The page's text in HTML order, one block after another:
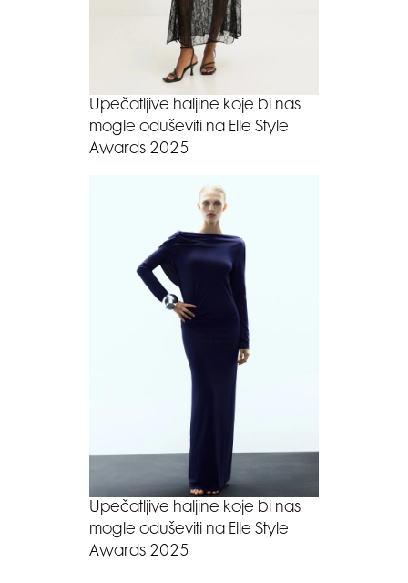
Upečatljive haljine koje bi nas
mogle oduševiti na Elle Style
Awards 2025
Upečatljive haljine koje bi nas
mogle oduševiti na Elle Style
Awards 2025